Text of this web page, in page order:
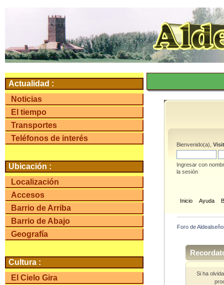
Actualidad :
Noticias
El tiempo
Transportes
Teléfonos de interés
Ubicación :
Localización
Accesos
Barrio de Arriba
Barrio de Abajo
Geografía
Cultura :
El Cielo Gira
Bienvenido(a),
Ingresar con
la sesión
Inicio Ayuda
Foro de
Si ha